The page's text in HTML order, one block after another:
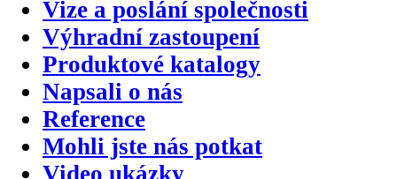
Vize a poslání společnosti
Výhradní zastoupení
Produktové katalogy
Napsali o nás
Reference
Mohli jste nás potkat